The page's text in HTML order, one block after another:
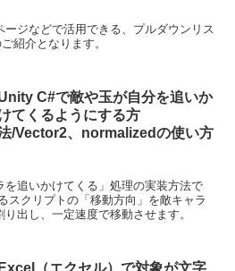
ジなどで活用できる、プルダウンリス
紹介となります。
C#で敵や玉が自分を追いか
てくるようにする方
/Vector2、normalizedの使い方
を追いかけてくる」処理の実装方法で
スクリプトの「移動方向」を敵キャラ
出し、一定速度で移動させます。
Excel（エクセル）で対象が文字